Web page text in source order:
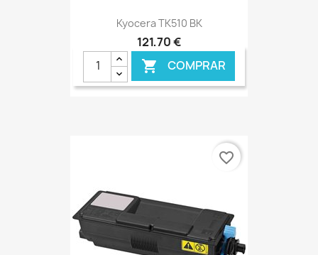
Kyocera TK510 BK
121,70 €
 COMPRAR
favorite_border